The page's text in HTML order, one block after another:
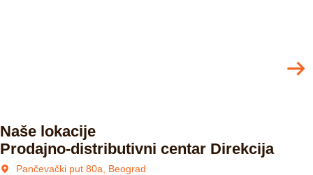
Naše lokacije
Prodajno-distributivni centar Direkcija
Pančevački put 80a, Beograd